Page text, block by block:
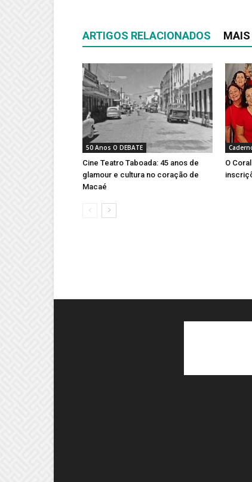
ARTIGOS RELACIONADOS MAIS
50 Anos O DEBATE
Cine Teatro Taboada: 45 anos de
glamour e cultura no coração de
Macaé
O